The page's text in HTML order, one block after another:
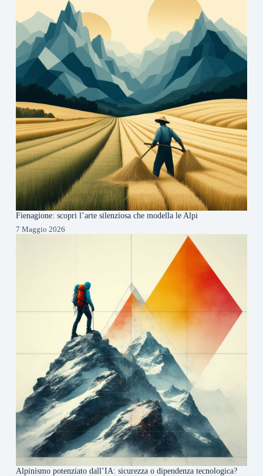
Fienagione: scopri l’arte silenziosa che modella le Alpi
7 Maggio 2026
Alpinismo potenziato dall’IA: sicurezza o dipendenza tecnologica?